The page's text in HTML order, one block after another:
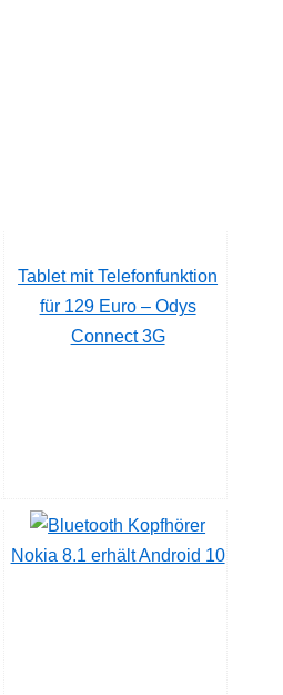
Tablet mit Telefonfunktion
für 129 Euro – Odys
Connect 3G
Nokia 8.1 erhält Android 10